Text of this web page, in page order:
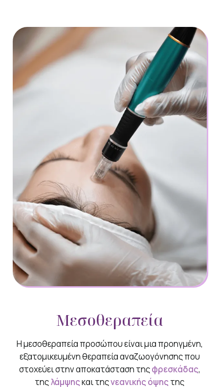
Μεσοθεραπεία
Η μεσοθεραπεία προσώπου είναι μια προηγμένη,
εξατομικευμένη θεραπεία αναζωογόνησης που
στοχεύει στην αποκατάσταση τηςφρεσκάδας,
τηςλάμψηςκαι τηςνεανικής όψης της